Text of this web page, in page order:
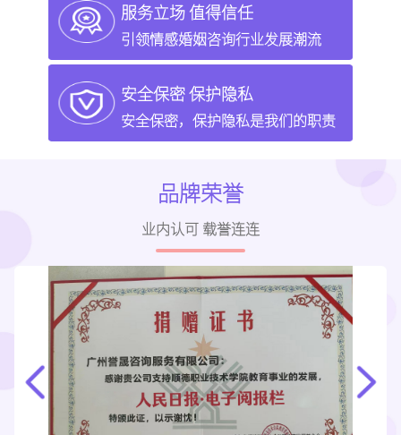
服务立场 值得信任
引领情感婚姻咨询行业发展潮流
安全保密 保护隐私
安全保密，保护隐私是我们的职责
品牌荣誉
业内认可 载誉连连